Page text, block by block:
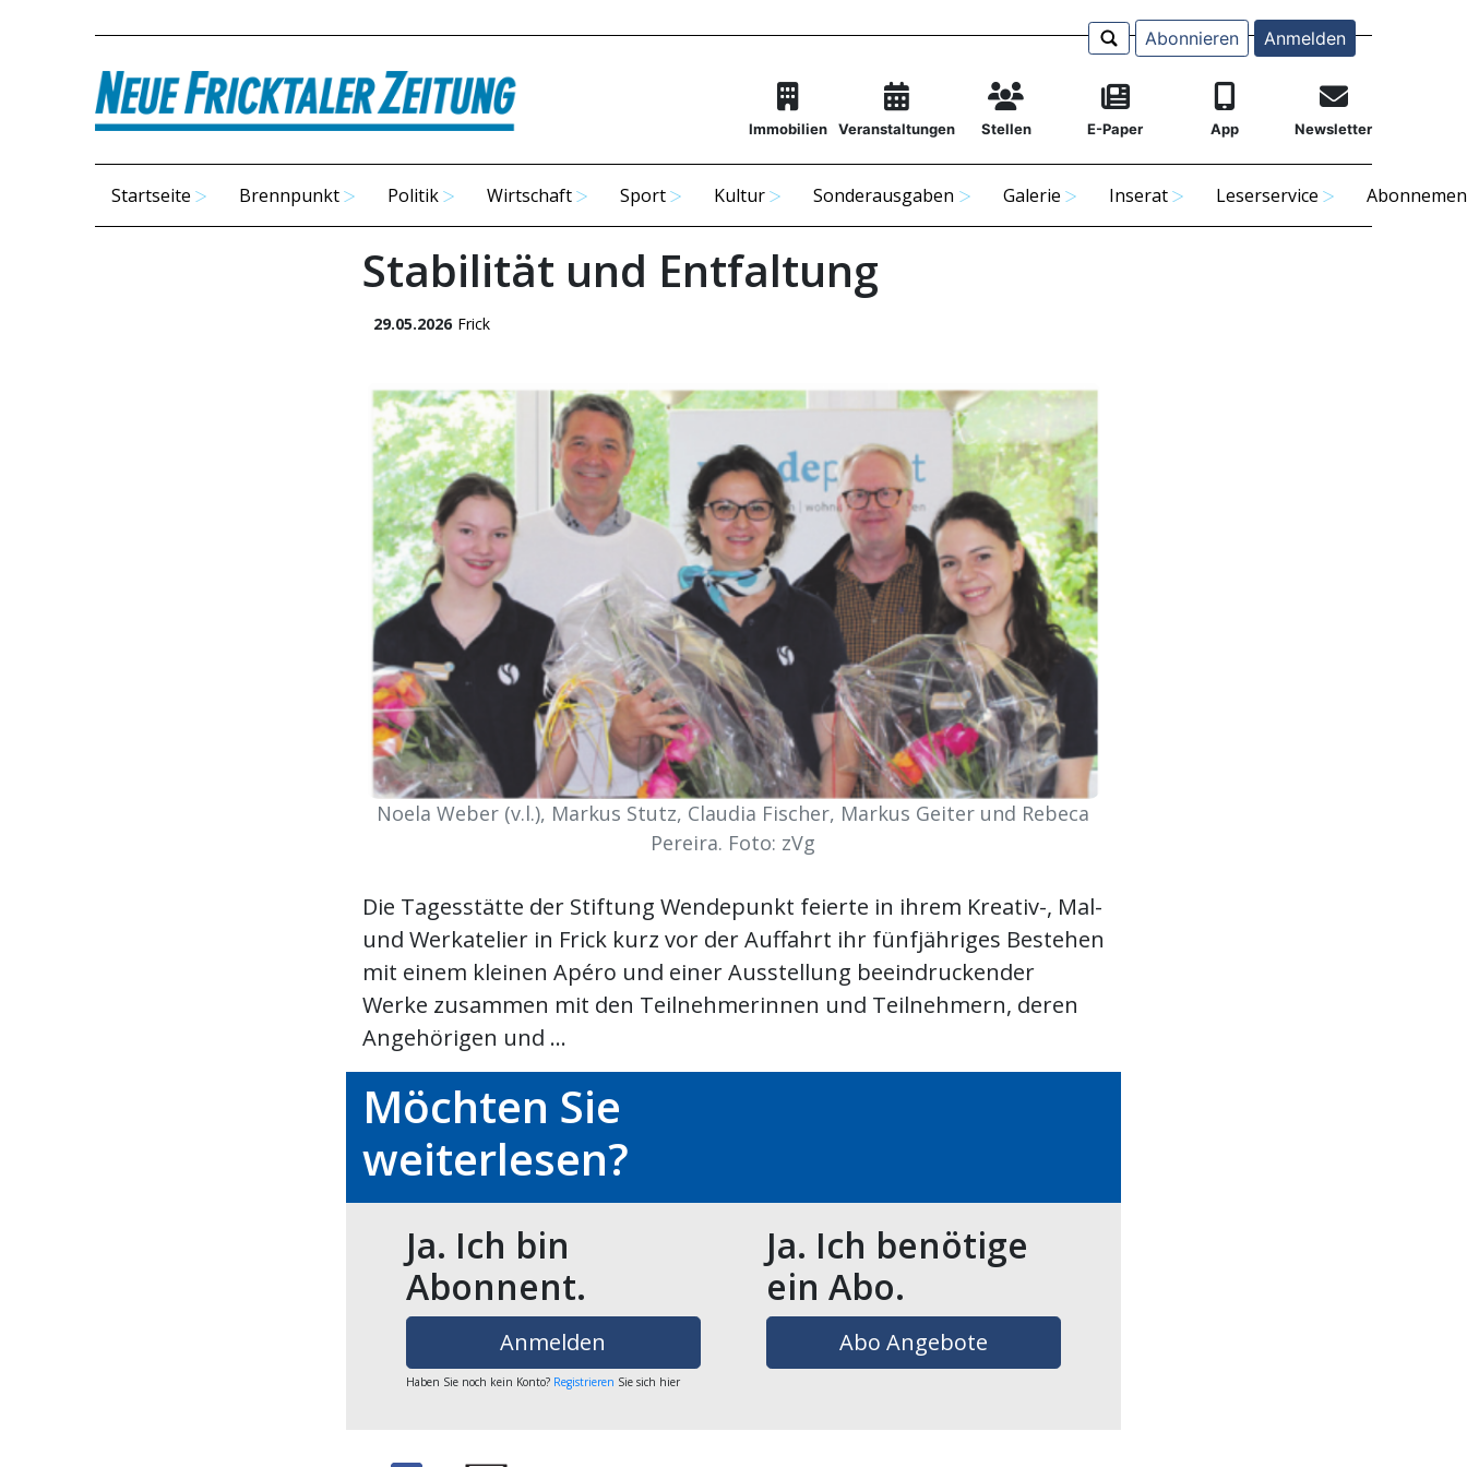
Abonnieren Anmelden
Immobilien Veranstaltungen Stellen E-Paper App Newsletter
Startseite Brennpunkt Politik Wirtschaft Sport Kultur Sonderausgaben Galerie Inserat Leserservice
Stabilität und Entfaltung
29.05.2026 Frick
Noela Weber (v.l.), Markus Stutz, Claudia Fischer, Markus Geiter und Rebeca
Pereira. Foto: zVg
Die Tagesstätte der Stiftung Wendepunkt feierte in ihrem Kreativ-, Mal-
und Werkatelier in Frick kurz vor der Auffahrt ihr fünfjähriges Bestehen
mit einem kleinen Apéro und einer Ausstellung beeindruckender
Werke zusammen mit den Teilnehmerinnen und Teilnehmern, deren
Angehörigen und ...
Möchten Sie
weiterlesen?
Ja. Ich bin
Abonnent.
Anmelden
Haben Sie noch kein Konto?Registrieren Sie sich hier
Ja. Ich benötige
ein Abo.
Abo Angebote